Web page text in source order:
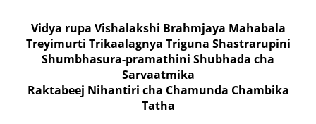
Vidya rupa Vishalakshi Brahmjaya Mahabala
Treyimurti Trikaalagnya Triguna Shastrarupini
Shumbhasura-pramathini Shubhada cha
Sarvaatmika
Raktabeej Nihantiri cha Chamunda Chambika
Tatha